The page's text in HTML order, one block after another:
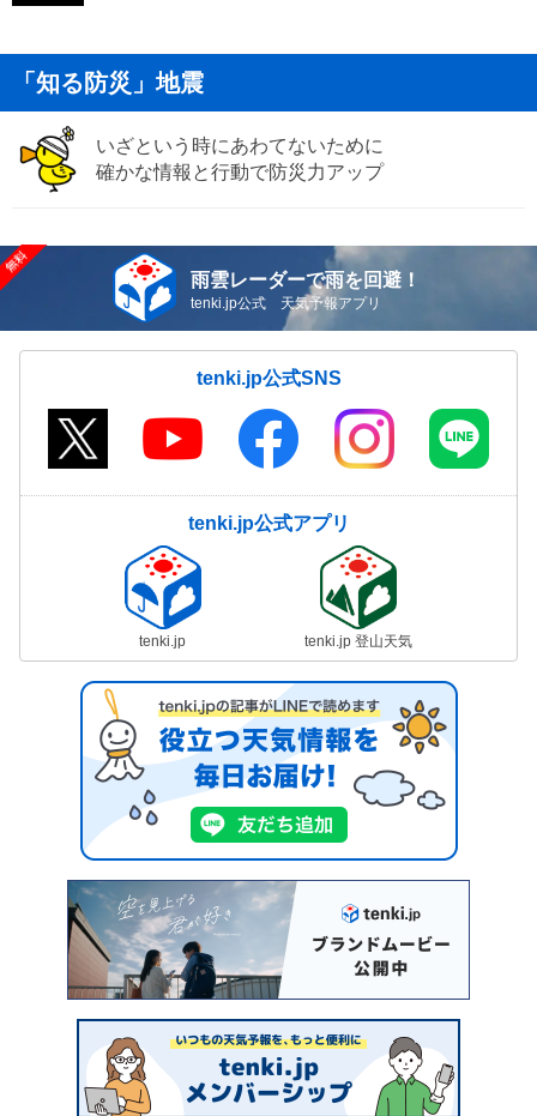
「知る防災」地震
いざという時にあわてないために
確かな情報と行動で防災力アップ
雨雲レーダーで雨を回避！
tenki.jp公式 天気予報アプリ
tenki.jp公式SNS
tenki.jp公式アプリ
tenki.jp tenki.jp 登山天気